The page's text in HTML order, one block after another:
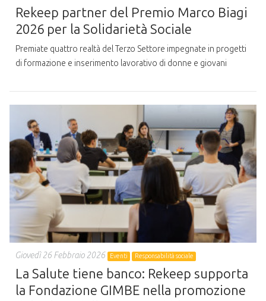
Rekeep partner del Premio Marco Biagi
2026 per la Solidarietà Sociale
Premiate quattro realtà del Terzo Settore impegnate in progetti
di formazione e inserimento lavorativo di donne e giovani
Giovedì 26 Febbraio 2026 Eventi Responsabilità sociale
La Salute tiene banco: Rekeep supporta
la Fondazione GIMBE nella promozione